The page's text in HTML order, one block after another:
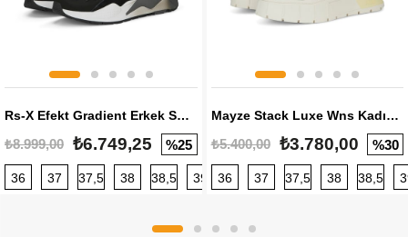
Rs-X Efekt Gradient Erkek Sneaker
₺8.999,00 ₺6.749,25 %25
36 37 37,5 38 38,5 39 40 40,5 41 42 42,5
Mayze Stack Luxe Wns Kadın Sneaker
₺5.400,00 ₺3.780,00 %30
36 37 37,5 38 38,5